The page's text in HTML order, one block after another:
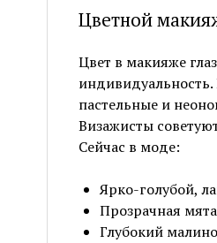
Цветной
Цвет в макияже
пастельные и
Визажисты
Сейчас в моде:
Ярко-голубой,
Прозрачная
Глубокий